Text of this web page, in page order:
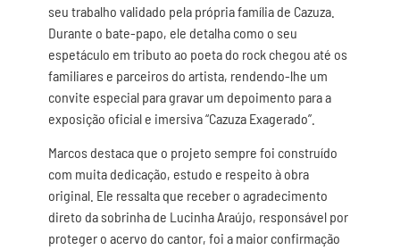
seu trabalho validado pela própria família de Cazuza.
Durante o bate-papo, ele detalha como o seu
espetáculo em tributo ao poeta do rock chegou até os
familiares e parceiros do artista, rendendo-lhe um
convite especial para gravar um depoimento para a
exposição oficial e imersiva “Cazuza Exagerado”.
Marcos destaca que o projeto sempre foi construído
com muita dedicação, estudo e respeito à obra
original. Ele ressalta que receber o agradecimento
direto da sobrinha de Lucinha Araújo, responsável por
proteger o acervo do cantor, foi a maior confirmação